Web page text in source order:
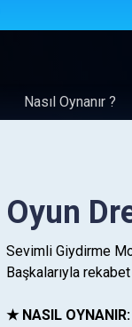
Nasıl Oynanır ?
Oyun
Sevimli Giydirme
Başkalarıyla
★ NASIL OYNANIR: